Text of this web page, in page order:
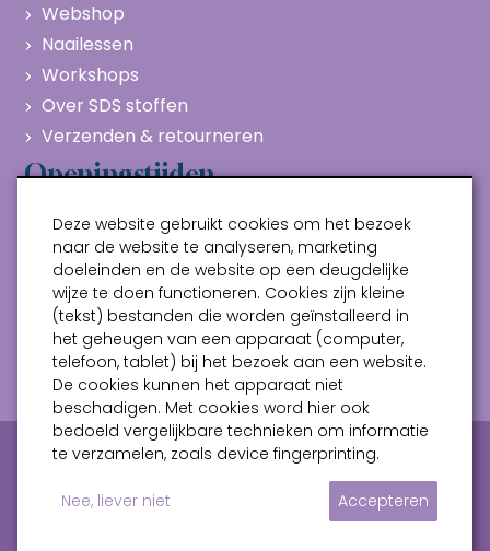
Webshop
Naailessen
Workshops
Over SDS stoffen
Verzenden & retourneren
Openingstijden
Maandag
Gesloten
Dinsdag
10:00 - 17:00
Woensdag
10:00 - 17:00
Donderdag
10:00 - 17:00
Vrijdag
10:00 - 17:00
Zaterdag
10:00 - 17:00
Privacy verklaring
Algemene voorwaarden
Deze website gebruikt cookies om het bezoek
naar de website te analyseren, marketing
doeleinden en de website op een deugdelijke
wijze te doen functioneren. Cookies zijn kleine
(tekst) bestanden die worden geïnstalleerd in
het geheugen van een apparaat (computer,
telefoon, tablet) bij het bezoek aan een website.
De cookies kunnen het apparaat niet
beschadigen. Met cookies word hier ook
bedoeld vergelijkbare technieken om informatie
te verzamelen, zoals device fingerprinting.
Nee, liever niet Accepteren